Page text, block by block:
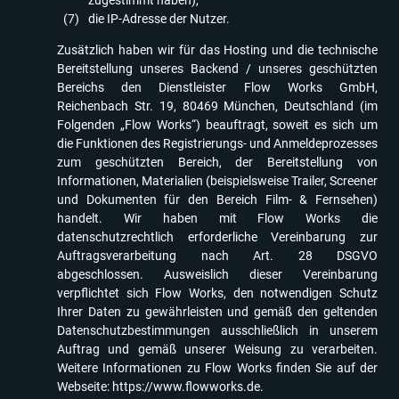
die IP-Adresse der Nutzer.
Zusätzlich haben wir für das Hosting und die technische
Bereitstellung unseres Backend / unseres geschützten
Bereichs den Dienstleister Flow Works GmbH,
Reichenbach Str. 19, 80469 München, Deutschland (im
Folgenden „Flow Works“) beauftragt, soweit es sich um
die Funktionen des Registrierungs- und Anmeldeprozesses
zum geschützten Bereich, der Bereitstellung von
Informationen, Materialien (beispielsweise Trailer, Screener
und Dokumenten für den Bereich Film- & Fernsehen)
handelt. Wir haben mit Flow Works die
datenschutzrechtlich erforderliche Vereinbarung zur
Auftragsverarbeitung nach Art. 28 DSGVO
abgeschlossen. Ausweislich dieser Vereinbarung
verpflichtet sich Flow Works, den notwendigen Schutz
Ihrer Daten zu gewährleisten und gemäß den geltenden
Datenschutzbestimmungen ausschließlich in unserem
Auftrag und gemäß unserer Weisung zu verarbeiten.
Weitere Informationen zu Flow Works finden Sie auf der
Webseite: https://www.flowworks.de.